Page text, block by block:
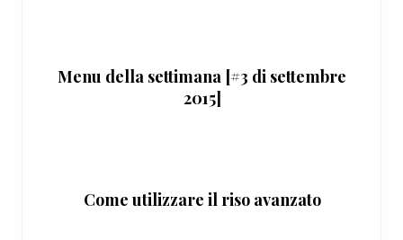
Menu della settimana [#3 di settembre
2015]
Come utilizzare il riso avanzato